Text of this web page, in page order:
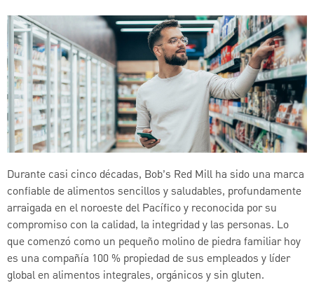
Durante casi cinco décadas, Bob’s Red Mill ha sido una marca
confiable de alimentos sencillos y saludables, profundamente
arraigada en el noroeste del Pacífico y reconocida por su
compromiso con la calidad, la integridad y las personas. Lo
que comenzó como un pequeño molino de piedra familiar hoy
es una compañía 100 % propiedad de sus empleados y líder
global en alimentos integrales, orgánicos y sin gluten.